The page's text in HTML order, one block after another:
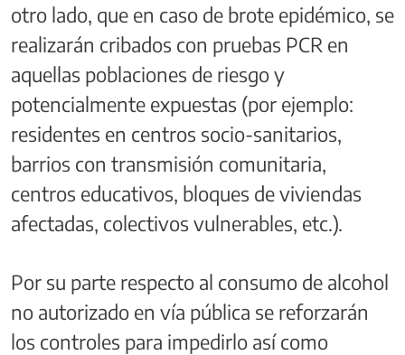
otro lado, que en caso de brote epidémico, se
realizarán cribados con pruebas PCR en
aquellas poblaciones de riesgo y
potencialmente expuestas (por ejemplo:
residentes en centros socio-sanitarios,
barrios con transmisión comunitaria,
centros educativos, bloques de viviendas
afectadas, colectivos vulnerables, etc.).
Por su parte respecto al consumo de alcohol
no autorizado en vía pública se reforzarán
los controles para impedirlo así como